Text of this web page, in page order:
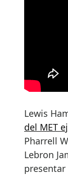
Lewis
del MET
Pharrell
Lebron